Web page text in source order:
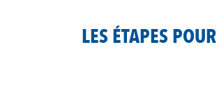
LES ÉTAPES